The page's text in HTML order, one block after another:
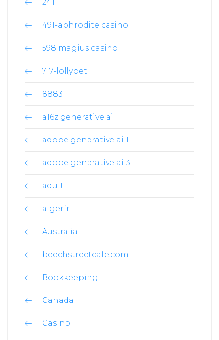
241
491-aphrodite casino
598 magius casino
717-lollybet
8883
a16z generative ai
adobe generative ai 1
adobe generative ai 3
adult
algerfr
Australia
beechstreetcafe.com
Bookkeeping
Canada
Casino